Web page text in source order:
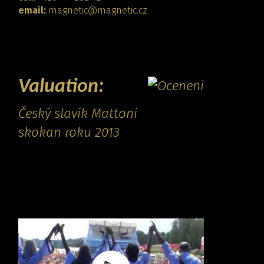
email: magnetic@magnetic.cz
Valuation:
Český slavík Mattoni
skokan roku 2013